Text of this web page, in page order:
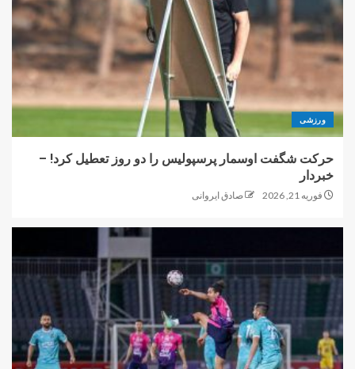
ورزشی
حرکت شگفت اوسمار پرسپولیس را دو روز تعطیل کرد! –
خبردار
فوریه 21, 2026 صادق ایروانی